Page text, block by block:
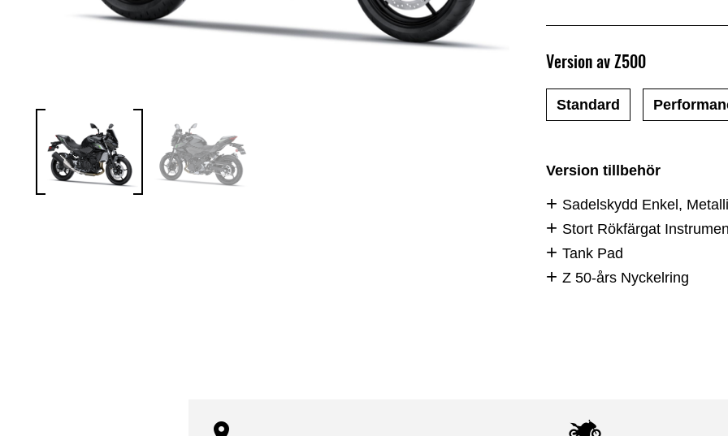
Version av Z500
Standard
Version tillbehör
Sadelskydd Enkel,
Stort Rökfärgat
Tank Pad
Z 50-års Nyckelring